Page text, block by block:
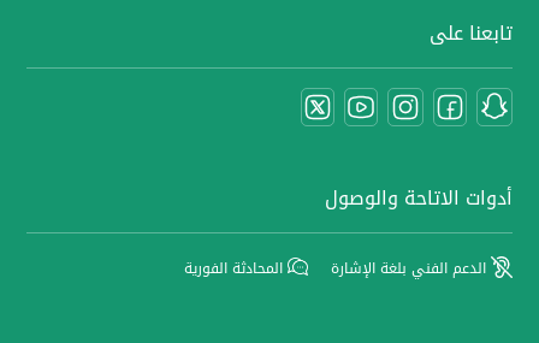
تابعنا على
أدوات الاتاحة والوصول
الدعم الفني بلغة الإشارة المحادثة الفورية